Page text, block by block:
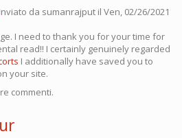
Inviato da sumanrajput il Ven, 02/26/2021
I need to thank you for your time for
read!! I certainly genuinely regarded
I additionally have saved you to
your site.
commenti.